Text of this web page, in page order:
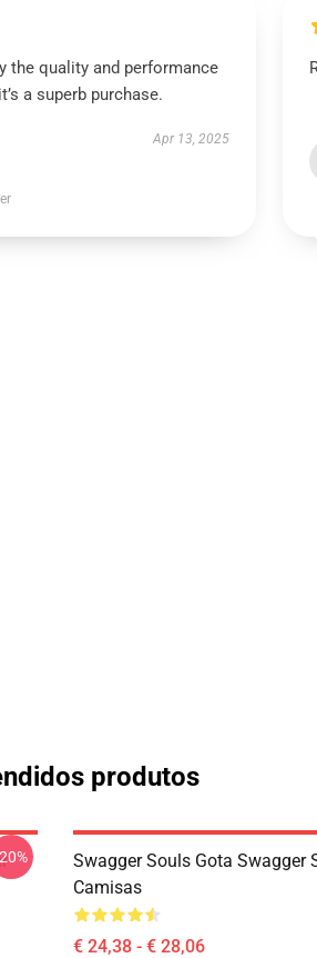
the quality and performance
a superb purchase.
Apr 13, 2025
produtos
Swagger Souls Gota Swagger
Camisas
€ 24,38 - € 28,06